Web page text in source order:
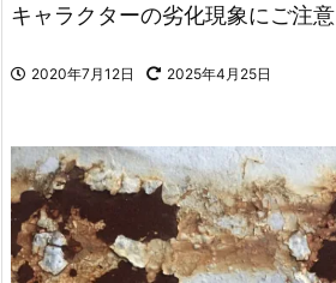
キャラクターの劣化現象にご注意
2020年7月12日 2025年4月25日